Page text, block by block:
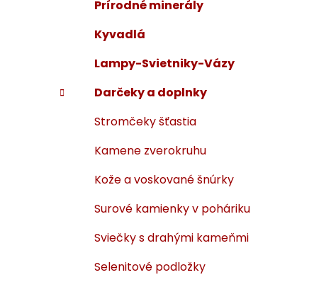
Prírodné minerály
Kyvadlá
Lampy-Svietniky-Vázy
Darčeky a doplnky
Stromčeky šťastia
Kamene zverokruhu
Kože a voskované šnúrky
Surové kamienky v poháriku
Sviečky s drahými kameňmi
Selenitové podložky